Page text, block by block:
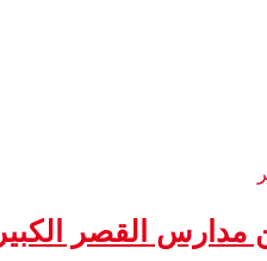
القصر الكبير